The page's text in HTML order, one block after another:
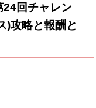
24回チャレン
)攻略と報酬と